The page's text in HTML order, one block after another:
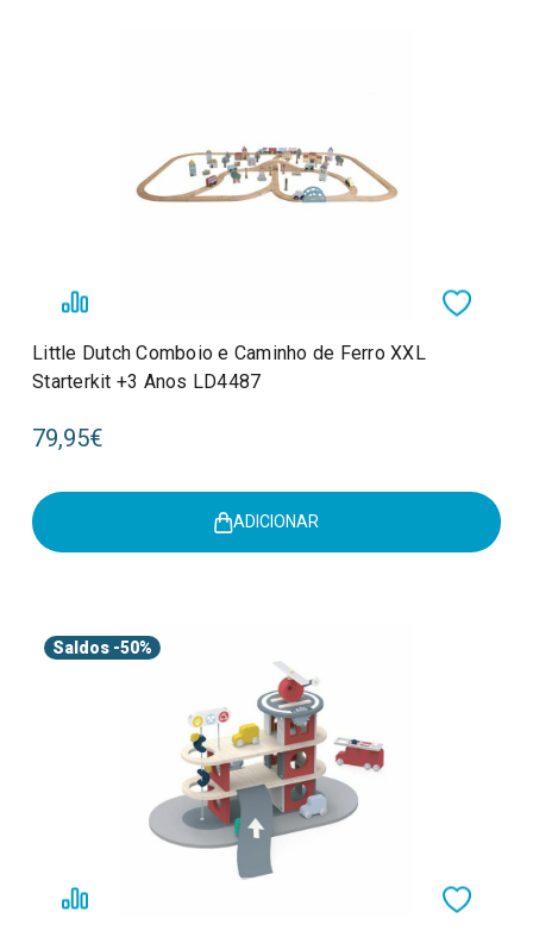
Little Dutch Comboio e Caminho de Ferro XXL
Starterkit +3 Anos LD4487
79,95€
ADICIONAR
Saldos -50%